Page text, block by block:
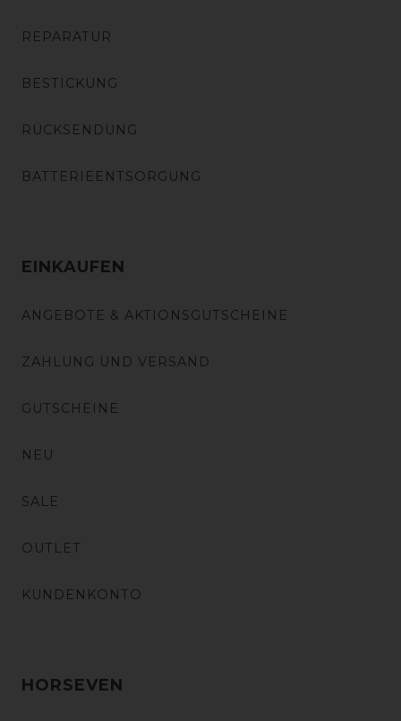
REPARATUR
BESTICKUNG
RÜCKSENDUNG
BATTERIEENTSORGUNG
EINKAUFEN
ANGEBOTE & AKTIONSGUTSCHEINE
ZAHLUNG UND VERSAND
GUTSCHEINE
NEU
SALE
OUTLET
KUNDENKONTO
HORSEVEN